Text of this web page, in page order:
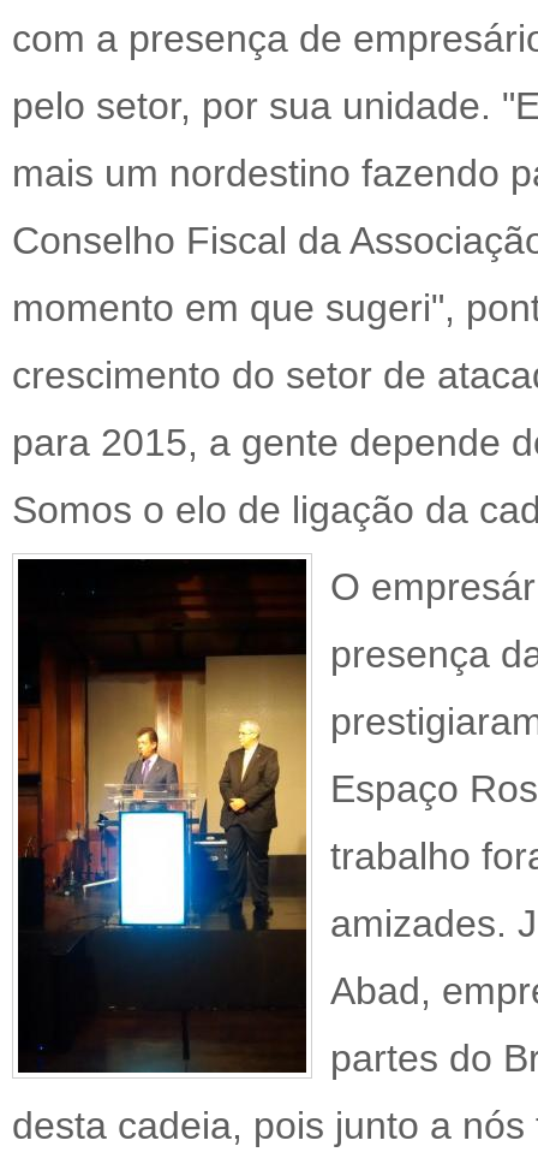
com a presença de
pelo setor, por sua unidade.
mais um nordestino fazendo
Conselho Fiscal da
momento em que sugeri",
crescimento do setor de
para 2015, a gente depende
Somos o elo de ligação da
O
presença
Espaço
trabalho
amizades.
Abad,
partes do
desta cadeia, pois junto a